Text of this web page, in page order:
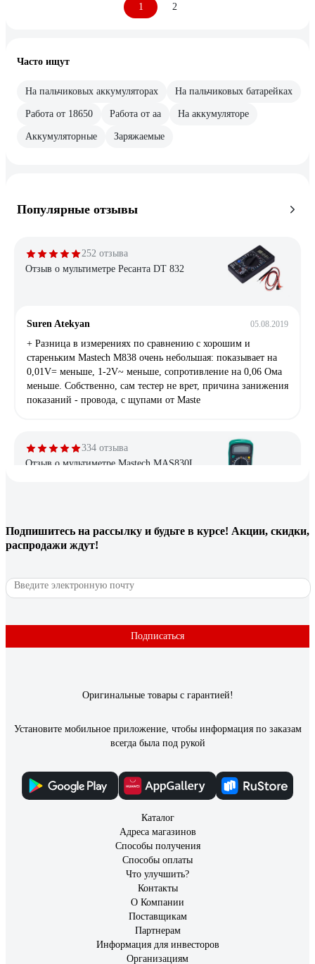
1 2
Часто ищут
На пальчиковых аккумуляторах На пальчиковых батарейках
Работа от 18650 Работа от аа На аккумуляторе
Аккумуляторные Заряжаемые
Популярные отзывы
252 отзыва
Отзыв о мультиметре Ресанта DT 832
Suren Atekyan 05.08.2019
+ Разница в измерениях по сравнению с хорошим и
стареньким Mastech M838 очень небольшая: показывает на
0,01V= меньше, 1-2V~ меньше, сопротивление на 0,06 Ома
меньше. Собственно, сам тестер не врет, причина занижения
показаний - провода, с щупами от Maste
334 отзыва
Отзыв о мультиметре Mastech MAS830L
Хорошо с справляется с тем, для чего сделан
70 отзывов
Отзыв о мультиметре Ресанта DT 890 B+
перестройки. Ни разу не подвел.
Подпишитесь на рассылку и будьте в курсе! Акции, скидки,
распродажи ждут!
Подписаться
Оригинальные товары с гарантией!
Установите мобильное приложение, чтобы информация по заказам
всегда была под рукой
Каталог
Адреса магазинов
Способы получения
Способы оплаты
Что улучшить?
Контакты
О Компании
Поставщикам
Партнерам
Информация для инвесторов
Организациям